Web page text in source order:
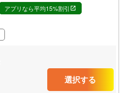
アプリなら平均15%割引
選択する